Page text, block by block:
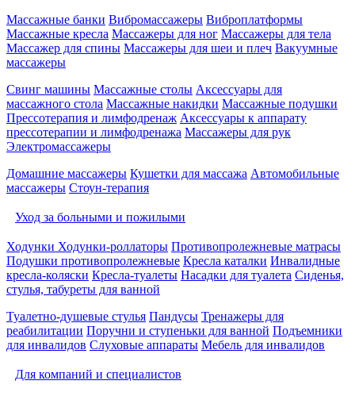
Массажные банки Вибромассажеры Виброплатформы
Массажные кресла Массажеры для ног Массажеры для тела
Массажер для спины Массажеры для шеи и плеч Вакуумные
массажеры
Свинг машины Массажные столы Аксессуары для
массажного стола Массажные накидки Массажные подушки
Прессотерапия и лимфодренаж Аксессуары к аппарату
прессотерапии и лимфодренажа Массажеры для рук
Электромассажеры
Домашние массажеры Кушетки для массажа Автомобильные
массажеры Стоун-терапия
Уход за больными и пожилыми
Ходунки Ходунки-роллаторы Противопролежневые матрасы
Подушки противопролежневые Кресла каталки Инвалидные
кресла-коляски Кресла-туалеты Насадки для туалета Сиденья,
стулья, табуреты для ванной
Туалетно-душевые стулья Пандусы Тренажеры для
реабилитации Поручни и ступеньки для ванной Подъемники
для инвалидов Слуховые аппараты Мебель для инвалидов
Для компаний и специалистов